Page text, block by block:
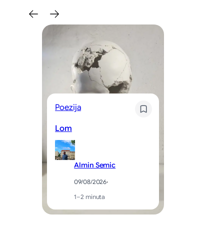
Poezija
Lom
Almin Semic
09/08/2026·
1–2 minuta